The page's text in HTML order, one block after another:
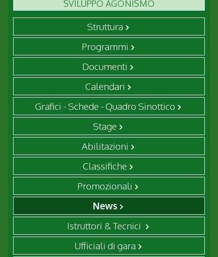
SVILUPPO AGONISMO
Struttura
Programmi
Documenti
Calendari
Grafici - Schede - Quadro Sinottico
Stage
Abilitazioni
Classifiche
Promozionali
News
Istruttori & Tecnici
Ufficiali di gara